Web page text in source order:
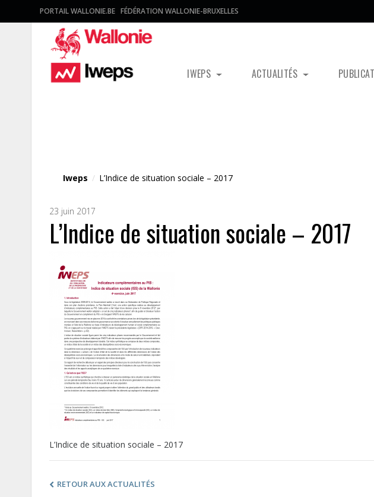
PORTAIL WALLONIE.BE FÉDÉRATION WALLONIE-BRUXELLES
IWEPS ACTUALITÉS
Iweps / L’Indice de situation sociale – 2017
23 juin 2017
L’Indice de situation sociale – 2017
L’Indice de situation sociale – 2017
RETOUR AUX ACTUALITÉS